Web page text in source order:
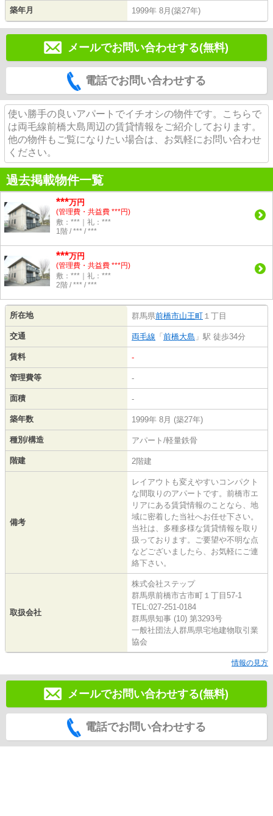
築年月 1999年 8月(築27年)
メールでお問い合わせする(無料)
電話でお問い合わせする
使い勝手の良いアパートでイチオシの物件です。こちらで
は両毛線前橋大島周辺の賃貸情報をご紹介しております。
他の物件もご覧になりたい場合は、お気軽にお問い合わせ
ください。
過去掲載物件一覧
***万円
(管理費・共益費 ***円)
敷：***｜礼：***
1階 / *** / ***
***万円
(管理費・共益費 ***円)
敷：***｜礼：***
2階 / *** / ***
所在地 群馬県前橋市山王町 １丁目
交通 両毛線 「 前橋大島 」駅 徒歩34分
賃料 -
管理費等 -
面積 -
築年数 1999年 8月 (築27年)
種別/構造 アパート/軽量鉄骨
階建 2階建
備考
レイアウトも変えやすいコンパクト
な間取りのアパートです。前橋市エ
リアにある賃貸情報のことなら、地
域に密着した当社へお任せ下さい。
当社は、多種多様な賃貸情報を取り
扱っております。ご要望や不明な点
などございましたら、お気軽にご連
絡下さい。
取扱会社
株式会社ステップ
群馬県前橋市古市町１丁目57-1
TEL:027-251-0184
群馬県知事 (10) 第3293号
一般社団法人群馬県宅地建物取引業
協会
情報の見方
メールでお問い合わせする(無料)
電話でお問い合わせする